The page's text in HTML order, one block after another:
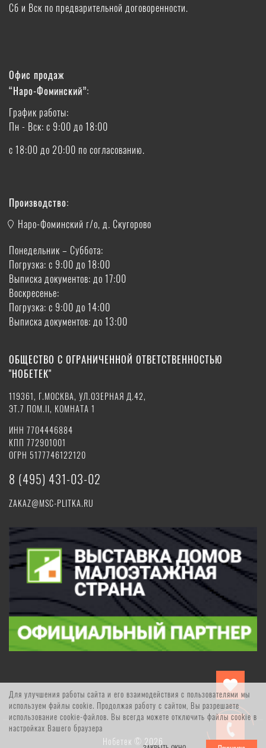
Для улучшения работы сайта и его взаимодействия с пользователями мы
используем файлы cookie. Продолжая работу с сайтом, Вы разрешаете
использование cookie-файлов. Вы всегда можете отключить файлы cookie в
настройках Вашего браузера
Сб и Вск по предварительной договоренности.
Офис продаж
“Наро-Фоминский”:
График работы:
Пн - Вск: с 9:00 до 18:00
с 18:00 до 20:00 по согласованию.
Производство:
Наро-Фоминский г/о, д. Скугорово
Понедельник – Суббота:
Погрузка: с 9:00 до 18:00
Выписка документов: до 17:00
Воскресенье:
Погрузка: с 9:00 до 14:00
Выписка документов: до 13:00
ОБЩЕСТВО С ОГРАНИЧЕННОЙ ОТВЕТСТВЕННОСТЬЮ
"НОБЕТЕК"
119361, Г.МОСКВА, УЛ.ОЗЕРНАЯ Д.42,
ЭТ.7 ПОМ.II, КОМНАТА 1
ИНН 7704446884
КПП 772901001
ОГРН 5177746122120
8 (495) 431-03-02
ZAKAZ@MSC-PLITKA.RU
Нобетек © 2026